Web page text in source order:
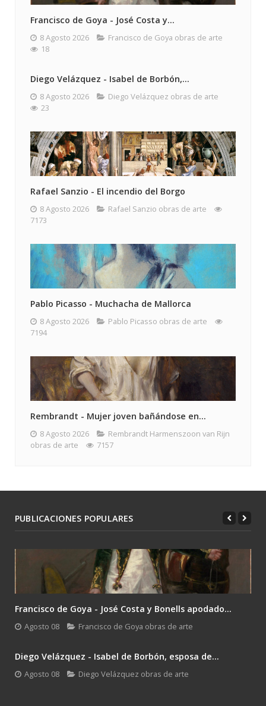
Francisco de Goya - José Costa y...
8 Agosto 2026
Francisco de Goya obras de arte
18
Diego Velázquez - Isabel de Borbón,...
8 Agosto 2026
Diego Velázquez obras de arte
23
Rafael Sanzio - El incendio del Borgo
8 Agosto 2026
Rafael Sanzio obras de arte
7173
Pablo Picasso - Muchacha de Mallorca
8 Agosto 2026
Pablo Picasso obras de arte
7194
Rembrandt - Mujer joven bañándose en...
8 Agosto 2026
Rembrandt Harmenszoon van Rijn
obras de arte
7157
PUBLICACIONES POPULARES
Francisco de Goya - José Costa y Bonells apodado...
Agosto 08 Francisco de Goya obras de arte
Diego Velázquez - Isabel de Borbón, esposa de...
Agosto 08 Diego Velázquez obras de arte